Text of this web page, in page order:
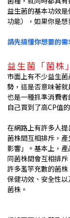
益生菌的基本功效
功能），如果你是
請先搞懂你想要的
益生菌「菌株
市面上有不少益生
勢，這是否意味著
也是一種抓準消費
自己買到了高CP值
在網路上有許多人
菌株間互相排斥，
影響」。基本上，
同菌株間會互相排
許多濫竽充數的菌
保健功效、安全性
菌株。